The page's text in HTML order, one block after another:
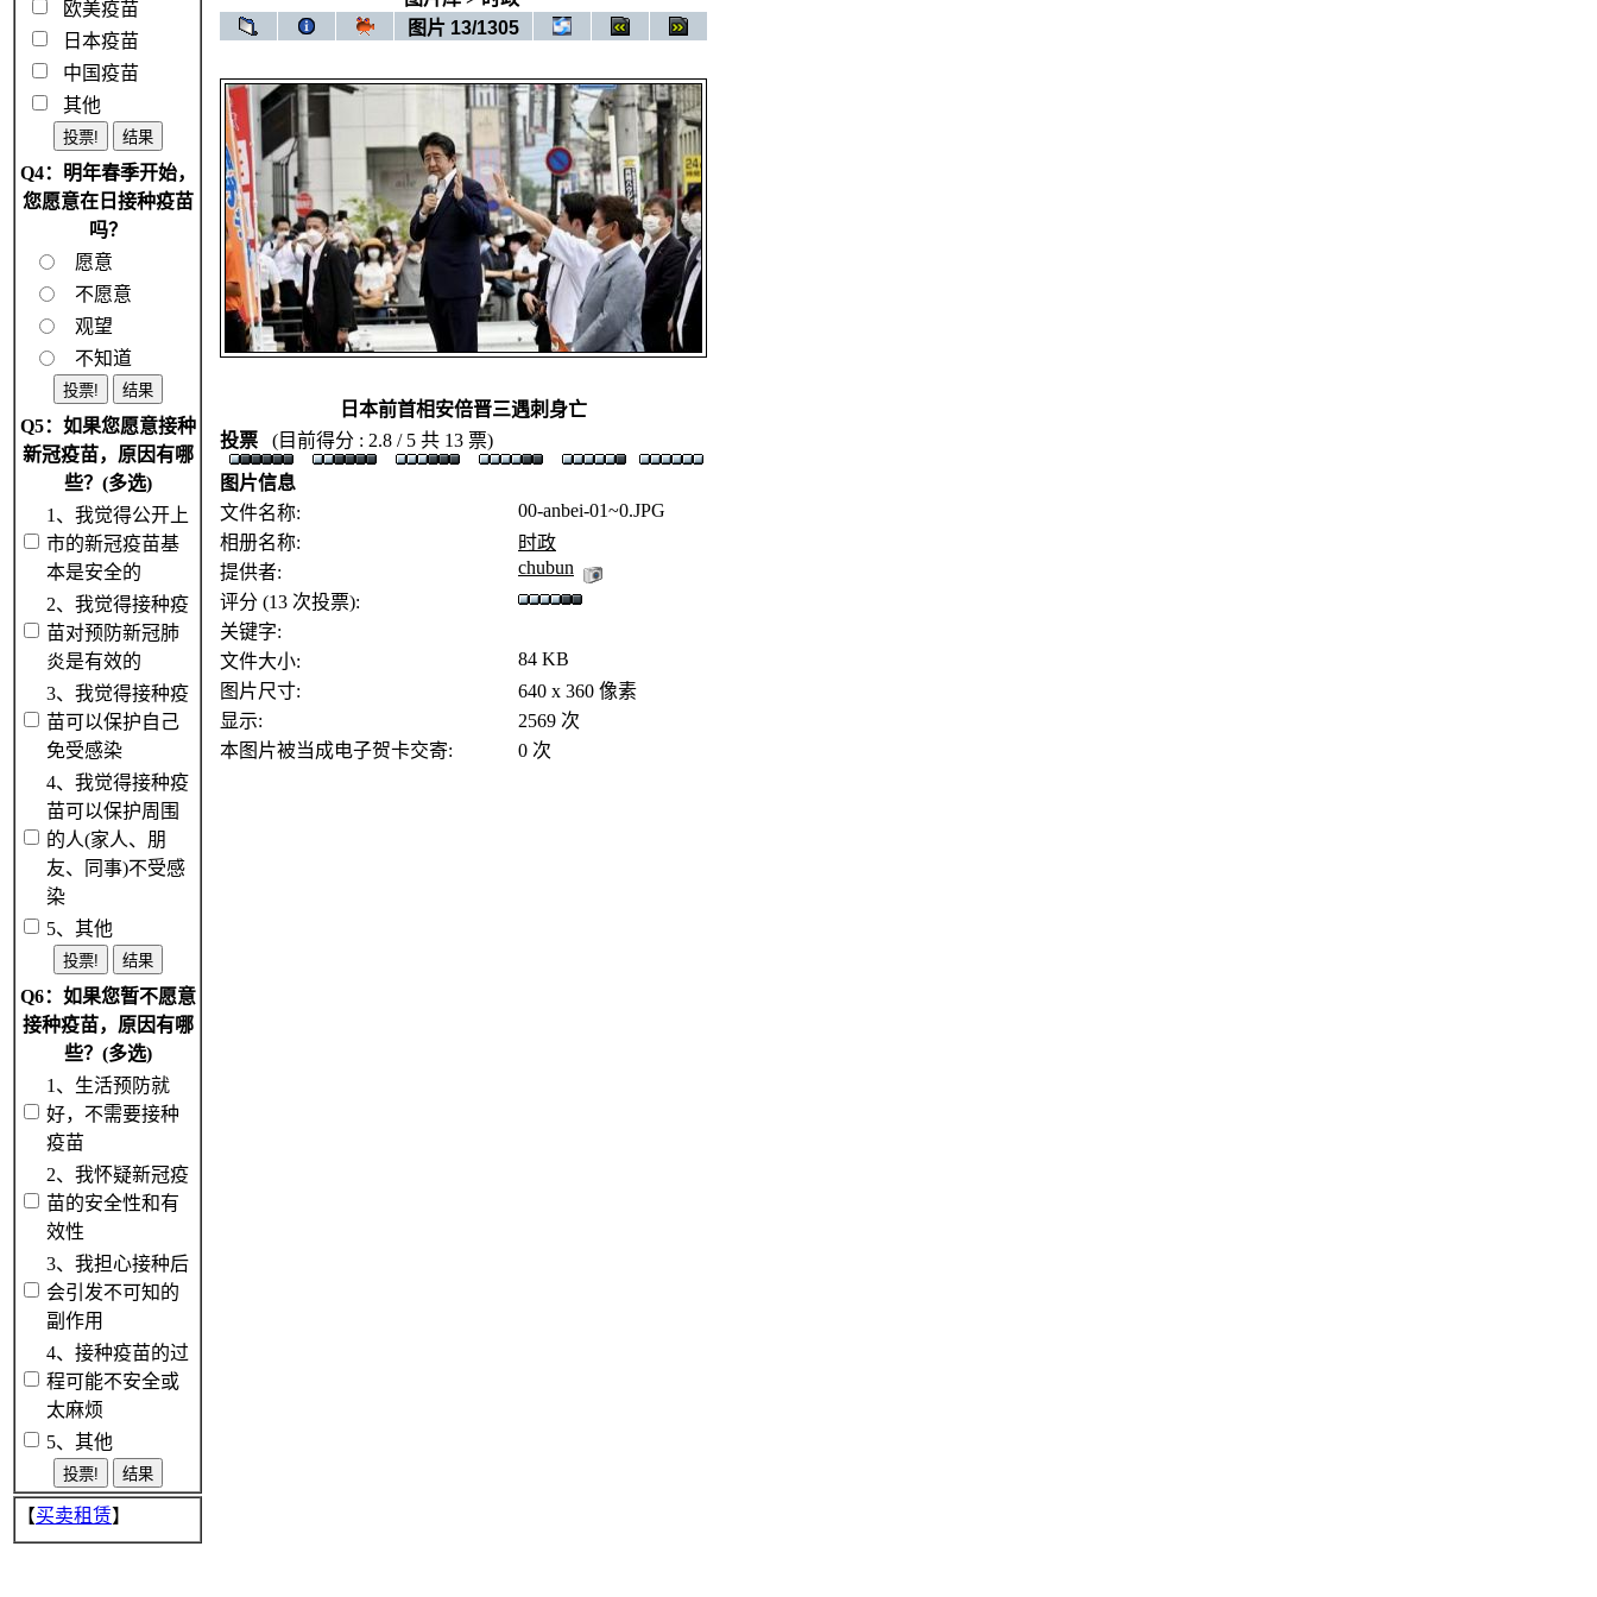
欧美疫苗
日本疫苗
中国疫苗
其他
Q4：明年春季开始，
您愿意在日接种疫苗
吗？
愿意
不愿意
观望
不知道
Q5：如果您愿意接种
新冠疫苗，原因有哪
些？(多选)
1、我觉得公开上
市的新冠疫苗基
本是安全的
2、我觉得接种疫
苗对预防新冠肺
炎是有效的
3、我觉得接种疫
苗可以保护自己
免受感染
4、我觉得接种疫
苗可以保护周围
的人(家人、朋
友、同事)不受感
染
5、其他
Q6：如果您暂不愿意
接种疫苗，原因有哪
些？(多选)
1、生活预防就
好，不需要接种
疫苗
2、我怀疑新冠疫
苗的安全性和有
效性
3、我担心接种后
会引发不可知的
副作用
4、接种疫苗的过
程可能不安全或
太麻烦
5、其他
【买卖租赁】
图片 13/1305
日本前首相安倍晋三遇刺身亡
投票
(目前得分 : 2.8 / 5 共 13 票)
图片信息
文件名称:
00-anbei-01~0.JPG
相册名称:
时政
提供者:
chubun
评分 (13 次投票):
关键字:
文件大小:
84 KB
图片尺寸:
640 x 360 像素
显示:
2569 次
本图片被当成电子贺卡交寄:
0 次